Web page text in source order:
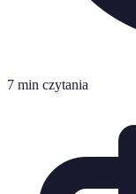
7 min czytania